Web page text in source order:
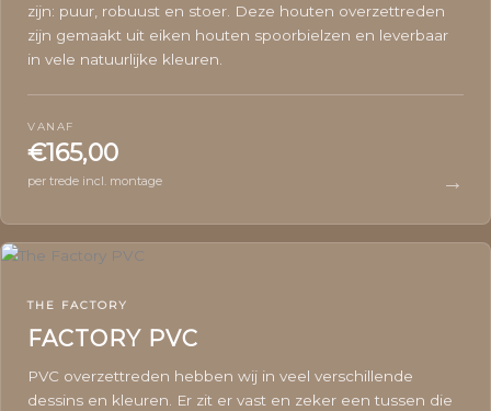
zijn: puur, robuust en stoer. Deze houten overzettreden
zijn gemaakt uit eiken houten spoorbielzen en leverbaar
in vele natuurlijke kleuren.
VANAF
€165,00
per trede incl. montage →
THE FACTORY
FACTORY PVC
PVC overzettreden hebben wij in veel verschillende
dessins en kleuren. Er zit er vast en zeker een tussen die